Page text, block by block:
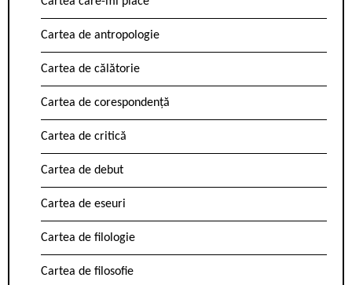
Cartea de antropologie
Cartea de călătorie
Cartea de corespondență
Cartea de critică
Cartea de debut
Cartea de eseuri
Cartea de filologie
Cartea de filosofie